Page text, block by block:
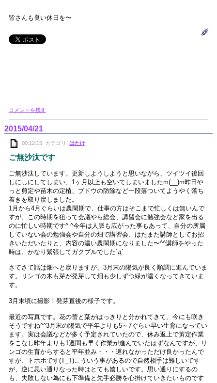
皆さんも良い休日を〜
コメントを残す
2015/04/21
00:12:15, カテゴリ: はたけ
ご無沙汰です
ご無沙汰しています。更新しようしようと思いながら、ツイツイ後回
しにしにしてしまい、1ヶ月以上も空いてしまいましたm(__)m昨日や
っと剪定や苗木の定植、ブドウの防除など一段落ついてようやく落ち
着きを取り戻しました。
1月から4月ぐらいは農閑期で、仕事の方はそこまで忙しくは無いんで
すが、この時期を狙って会議やら総会、講習会に勉強会など家を出る
のに忙しい時期です^ ^今年は人脈も広がった事もあって、自分の所属
していない会の勉強会や自分の畑で講習会、はたまた講師としてお招
きいただいたりと、内容の濃い農閑期になりました〜^^講師をやった
時は、かなり緊張してガクブルでした´д`
さてさて話は畑へと戻りますが、3月末の陽気が良く順調に進んでいま
す。リンゴの木も芽が発芽して畑も少しずつ緑が濃くなってきていま
す。
3月末頃に撮影！発芽直後の様子です。
最近の写真です。花の蕾と葉がはっきりと分かれてきて、今にも咲き
そうですね^^3月末の陽気で平年よりも5～7ぐらい早い生育になってい
ます。実は会議などが多く予定されていたので、休み返上で剪定作業
をこなし昨年よりも1週間も早く作業が進んでいたはずなんですが、リ
ンゴの生育からすると平年並み・・・遅れなかっただけ良かったんで
すが、トホホです(T_T)こういう事があるので自然相手は難しいです
が、逆に思い通りなった時はとても嬉しいです。思い通りにするの
も、失敗しない為にも下準備と先手必勝を心掛けていきたいものです